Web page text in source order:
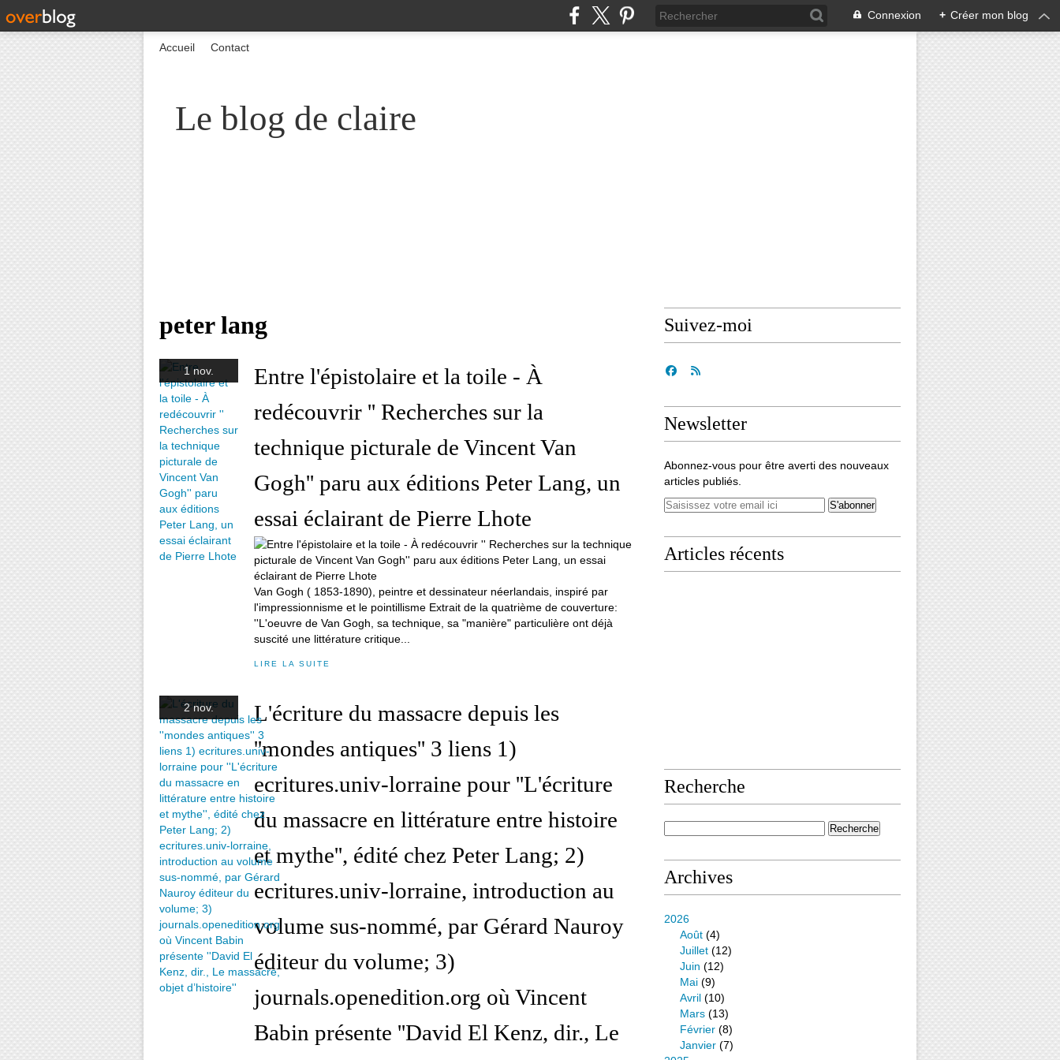
Connexion + Créer mon blog
Le blog de claire
Accueil Contact
peter lang
1 nov.
Entre l'épistolaire et la toile - À
redécouvrir '' Recherches sur la
technique picturale de Vincent Van
Gogh'' paru aux éditions Peter Lang, un
essai éclairant de Pierre Lhote
Van Gogh ( 1853-1890), peintre et dessinateur néerlandais, inspiré par
l'impressionnisme et le pointillisme Extrait de la quatrième de couverture:
''L'oeuvre de Van Gogh, sa technique, sa "manière" particulière ont déjà
suscité une littérature critique...
LIRE LA SUITE
2 nov.
L'écriture du massacre depuis les
''mondes antiques'' 3 liens 1)
ecritures.univ-lorraine pour ''L'écriture
du massacre en littérature entre histoire
et mythe'', édité chez Peter Lang; 2)
ecritures.univ-lorraine, introduction au
volume sus-nommé, par Gérard Nauroy
éditeur du volume; 3)
journals.openedition.org où Vincent
Babin présente ''David El Kenz, dir., Le
Suivez-moi
Newsletter
Abonnez-vous pour être averti des nouveaux
articles publiés.
Articles récents
Recherche
Archives
2026
Août (4)
Juillet (12)
Juin (12)
Mai (9)
Avril (10)
Mars (13)
Février (8)
Janvier (7)